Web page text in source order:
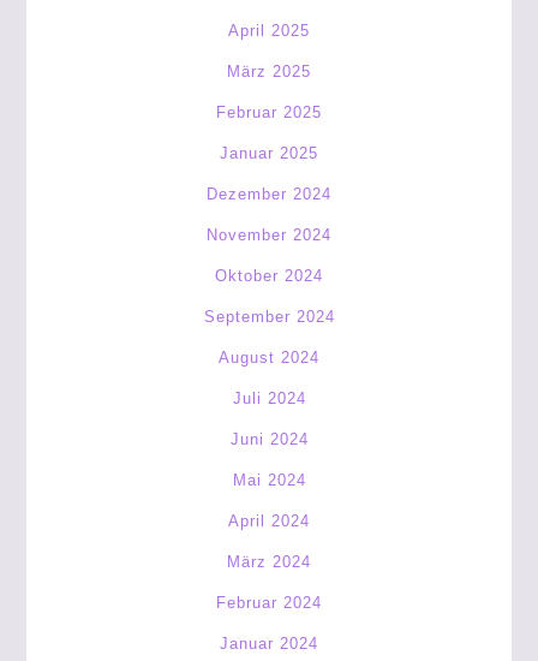
April 2025
März 2025
Februar 2025
Januar 2025
Dezember 2024
November 2024
Oktober 2024
September 2024
August 2024
Juli 2024
Juni 2024
Mai 2024
April 2024
März 2024
Februar 2024
Januar 2024